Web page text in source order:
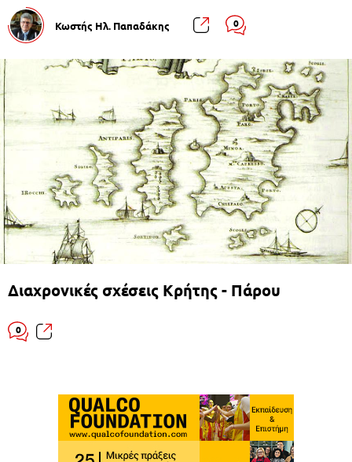
Κωστής Ηλ. Παπαδάκης 0
Διαχρονικές σχέσεις Κρήτης - Πάρου
0